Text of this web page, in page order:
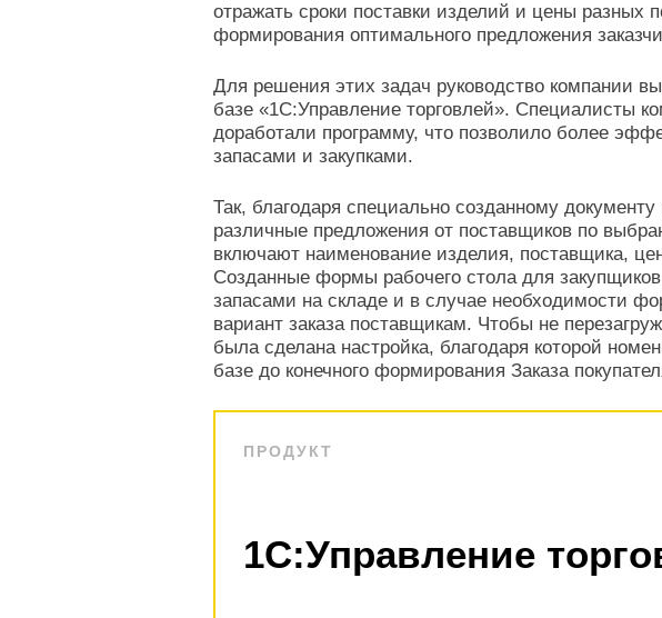
отражать сроки поставки изделий и цены разных
формирования оптимального предложения
Для решения этих задач руководство компании
базе «1С:Управление торговлей». Специалисты
доработали программу, что позволило более
запасами и закупками.
Так, благодаря специально созданному
различные предложения от поставщиков по
включают наименование изделия, поставщика,
Созданные формы рабочего стола для
запасами на складе и в случае необходимости
вариант заказа поставщикам. Чтобы не
была сделана настройка, благодаря которой
базе до конечного формирования Заказа
ПРОДУКТ
1С:Управление